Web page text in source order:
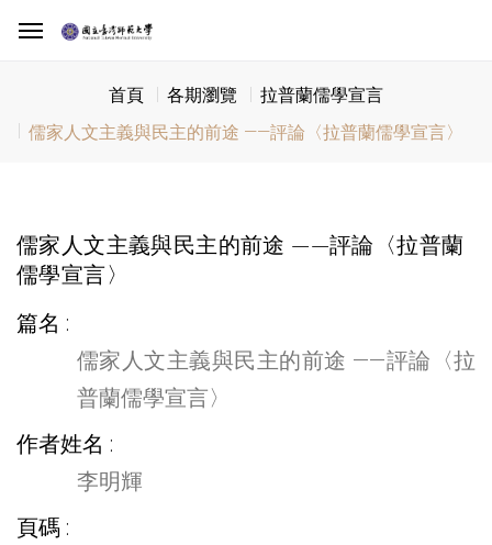
首頁 各期瀏覽
拉普蘭儒學宣言
儒家人文主義與民主的前途 ——評論〈拉普蘭儒學宣言〉
儒家人文主義與民主的前途 ——評論〈拉普蘭
儒學宣言〉
篇名
儒家人文主義與民主的前途 ——評論〈拉
普蘭儒學宣言〉
作者姓名
李明輝
頁碼